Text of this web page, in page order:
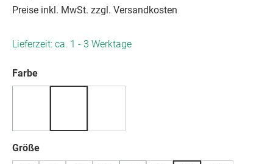
Preise inkl. MwSt. zzgl. Versandkosten
Lieferzeit: ca. 1 - 3 Werktage
Farbeauswählen
Größeauswählen